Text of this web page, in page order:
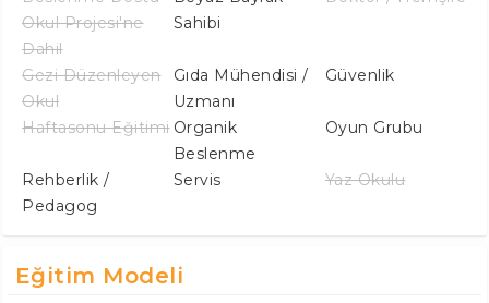
Okul Projesi'ne
Dahil
Sahibi
Gezi Düzenleyen
Okul
Gıda Mühendisi /
Uzmanı
Güvenlik
Haftasonu Eğitimi Organik
Beslenme
Oyun Grubu
Rehberlik /
Pedagog
Servis Yaz Okulu
Eğitim Modeli